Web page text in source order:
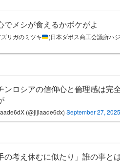
でメシが食えるかボケがよ
リガのミツキ (日本ダボス商工会議所ハ
ンロシアの信仰心と倫理感は完
(@jijiaade6dx) September 27, 2025
の考え休むに似たり」誰の事と